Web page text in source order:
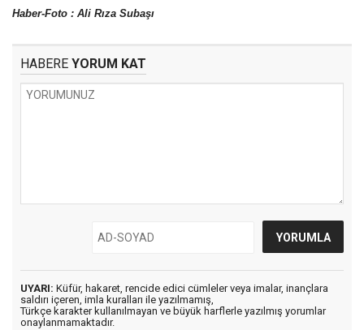
Haber-Foto : Ali Rıza Subaşı
HABERE YORUM KAT
UYARI: Küfür, hakaret, rencide edici cümleler veya imalar, inançlara
saldırı içeren, imla kuralları ile yazılmamış,
Türkçe karakter kullanılmayan ve büyük harflerle yazılmış yorumlar
onaylanmamaktadır.